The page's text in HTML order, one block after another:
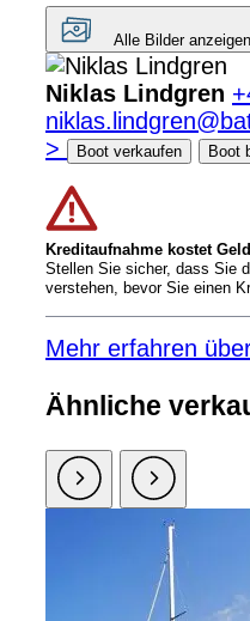
Alle Bilder anzeigen
Niklas Lindgren
>
Boot verkaufen Boot
Kreditaufnahme kostet
Stellen Sie sicher, dass Sie
verstehen, bevor Sie einen
Mehr erfahren
Ähnliche